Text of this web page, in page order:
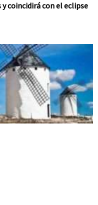
y coincidirá con el eclipse